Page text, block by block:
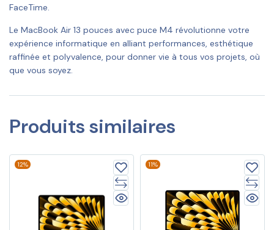
FaceTime.
Le MacBook Air 13 pouces avec puce M4 révolutionne votre
expérience informatique en alliant performances, esthétique
raffinée et polyvalence, pour donner vie à tous vos projets, où
que vous soyez.
Produits similaires
12% 11%